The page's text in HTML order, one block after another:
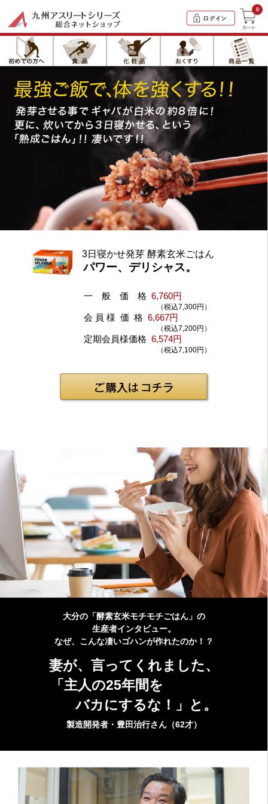
0
3日寝かせ発芽 酵素玄米ごはん
パワー、デリシャス。
一 般 価 格 6,760円
（税込7,300円）
会 員 様 価 格 6,667円
（税込7,200円）
定期会員様価格 6,574円
（税込7,100円）
大分の「酵素玄米モチモチごはん」の
生産者インタビュー。
なぜ、こんな凄いゴハンが作れたのか！？
妻が、言ってくれました、
「主人の25年間を
バカにするな！」と。
製造開発者・豊田治行さん（62才）